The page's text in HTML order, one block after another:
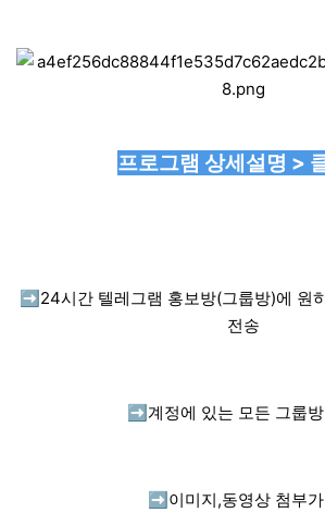
프로그램 상세설명 >
➡️ 24시간 텔레그램 홍보방(그룹방)에 원
전송
➡️ 계정에 있는 모든 그룹
➡️ 이미지,동영상 첨부